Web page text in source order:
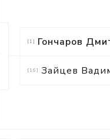
[1] Гончаров
[16] Зайцев